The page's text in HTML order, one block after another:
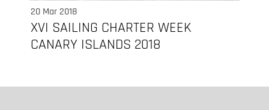
20 Mar 2018
XVI SAILING CHARTER WEEK
CANARY ISLANDS 2018